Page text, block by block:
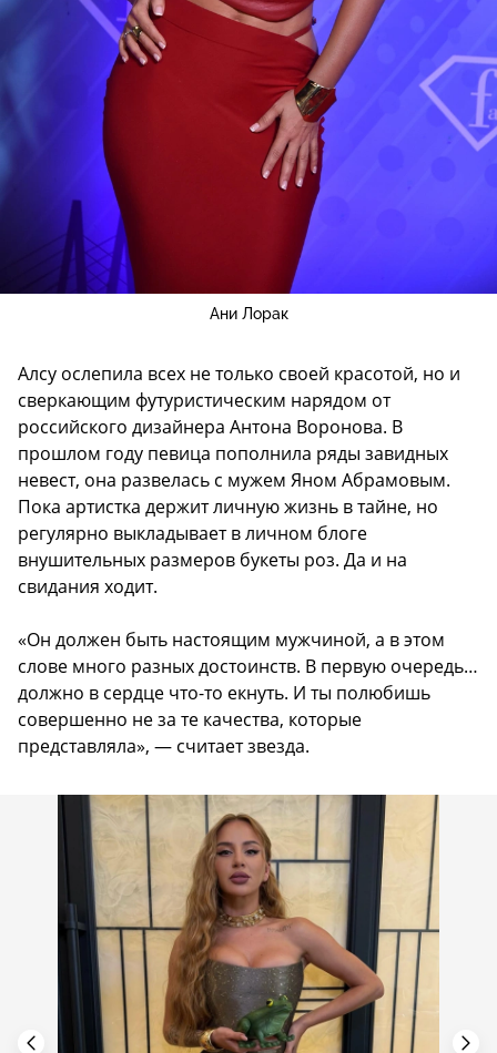
Ани Лорак
Алсу ослепила всех не только своей красотой, но и
сверкающим футуристическим нарядом от
российского дизайнера Антона Воронова. В
прошлом году певица пополнила ряды завидных
невест, она развелась с мужем Яном Абрамовым.
Пока артистка держит личную жизнь в тайне, но
регулярно выкладывает в личном блоге
внушительных размеров букеты роз. Да и на
свидания ходит.
«Он должен быть настоящим мужчиной, а в этом
слове много разных достоинств. В первую очередь…
должно в сердце что-то екнуть. И ты полюбишь
совершенно не за те качества, которые
представляла», — считает звезда.